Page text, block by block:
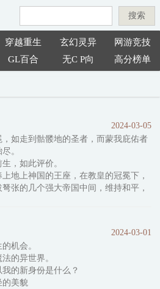
搜索
穿越重生 玄幻灵异
网游竞技
GL百合 无C P向 高分榜单
2024-03-05
如走到骷髅地的圣者，而蒙我庇佑者
。
，如此评价。
地上神国的王座，在教皇的冠冕下，
张的几个强大帝国中间，维持和平，
为正直博学的教皇，也是教廷这一袭
。
上，利刃穿透心口，死后无人过问。
哭嚎尖啸，看见史书留给他的唯一评
2024-03-01
机会。
的异世界。
的新身份是什么？
的美貌